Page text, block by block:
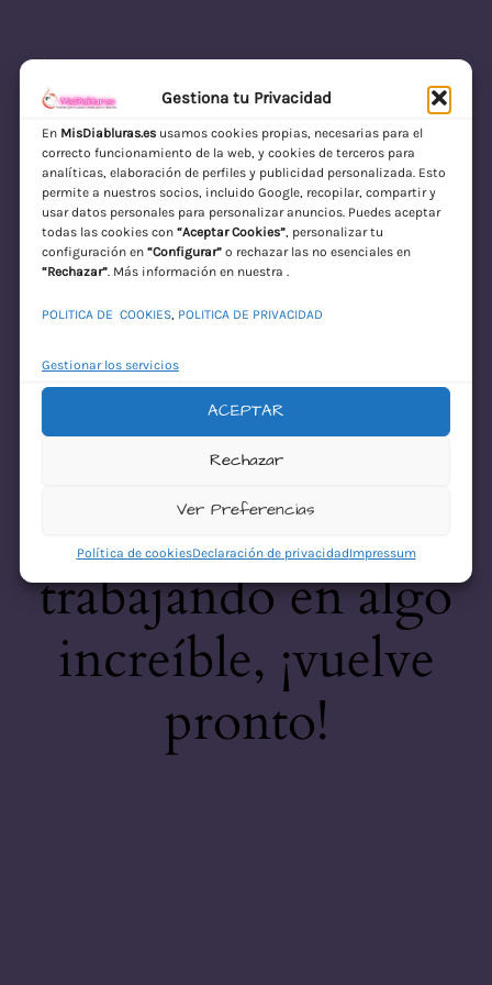
Gestiona tu Privacidad
En MisDiabluras.esusamos cookies propias, necesarias para el
correcto funcionamiento de la web, y cookies de terceros para
analíticas, elaboración de perfiles y publicidad personalizada. Esto
permite a nuestros socios, incluido Google, recopilar, compartir y
usar datos personales para personalizar anuncios. Puedes aceptar
todas las cookies con “Aceptar Cookies”, personalizar tu
configuración en “Configurar”o rechazar las no esenciales en
“Rechazar”. Más información en nuestra .
POLITICA DE COOKIES, POLITICA DE PRIVACIDAD
Gestionar los servicios
ACEPTAR
Rechazar
Ver Preferencias
Política de cookiesDeclaración de privacidadImpressum
MisDiabluras | Sexshop Online con Envío
Discreto en España
Acceder
¡Disculpa este
desastre! Estamos
trabajando en algo
increíble, ¡vuelve
pronto!